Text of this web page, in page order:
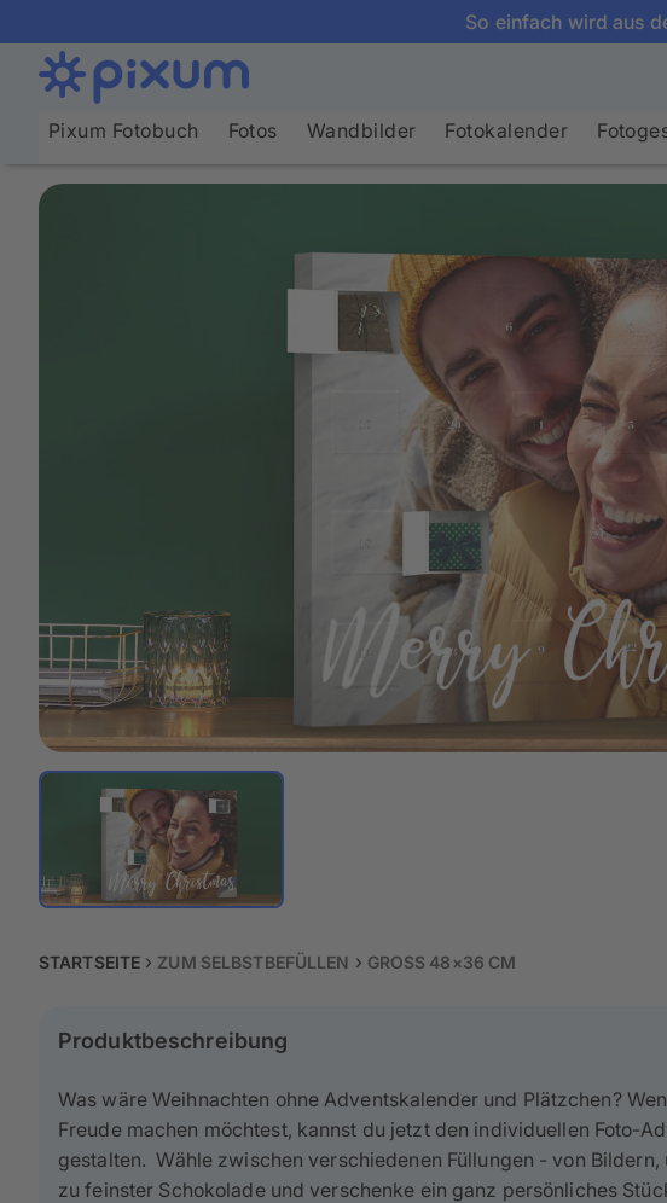
So einfach wird aus
Pixum Fotobuch Fotos Wandbilder Fotokalender
STARTSEITE ZUM SELBSTBEFÜLLEN GROSS 48×36 CM
Produktbeschreibung
Was wäre Weihnachten ohne Adventskalender und Plätzchen?
Freude machen möchtest, kannst du jetzt den individuellen Foto-
gestalten. Wähle zwischen verschiedenen Füllungen - von
zu feinster Schokolade und verschenke ein ganz persönliches